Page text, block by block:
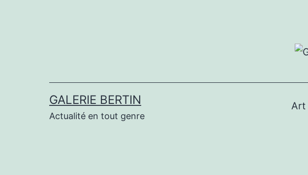
GALERIE BERTIN
Actualité en tout genre
Art